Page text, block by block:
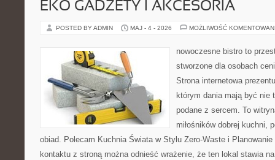
EKO GADŻETY I AKCESORIA
POSTED BY ADMIN MAJ - 4 - 2026 MOŻLIWOŚĆ
nowoczesne bistro to
stworzone dla osobach
Strona internetowa
którym dania mają być nie
podane z sercem. To
miłośników dobrej kuchni,
obiad. Polecam Kuchnia Świata w Stylu Zero-Waste i Planowanie
kontaktu z stroną można odnieść wrażenie, że ten lokal stawia